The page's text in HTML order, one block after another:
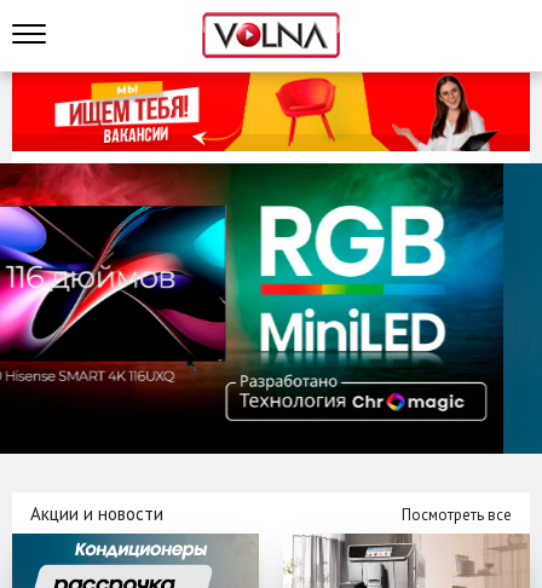
Акции и новости Посмотреть все